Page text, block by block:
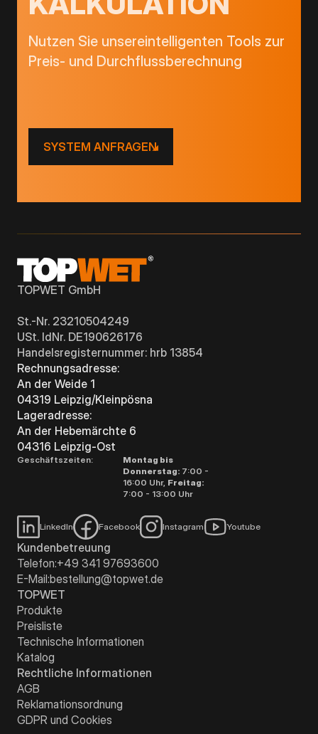
Nutzen Sie unsereintelligenten Tools zur
Preis- und Durchflussberechnung
SYSTEM ANFRAGEN
TOPWET GmbH
St.-Nr. 23210504249
USt. IdNr. DE190626176
Handelsregisternummer: hrb 13854
Rechnungsadresse:
An der Weide 1
04319 Leipzig/Kleinpösna
Lageradresse:
An der Hebemärchte 6
04316 Leipzig-Ost
Geschäftszeiten:
Montag bis
Donnerstag: 7:00 -
16:00 Uhr, Freitag:
7:00 - 13:00 Uhr
LinkedIn Facebook Instagram Youtube
Kundenbetreuung
Telefon:+49 341 97693600
E-Mail:bestellung@topwet.de
TOPWET
Produkte
Preisliste
Technische Informationen
Katalog
Rechtliche Informationen
AGB
Reklamationsordnung
GDPR und Cookies